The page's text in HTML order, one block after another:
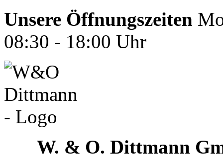
Unsere Öffnungszeiten
08:30 - 18:00 Uhr
W. & O. Dittmann